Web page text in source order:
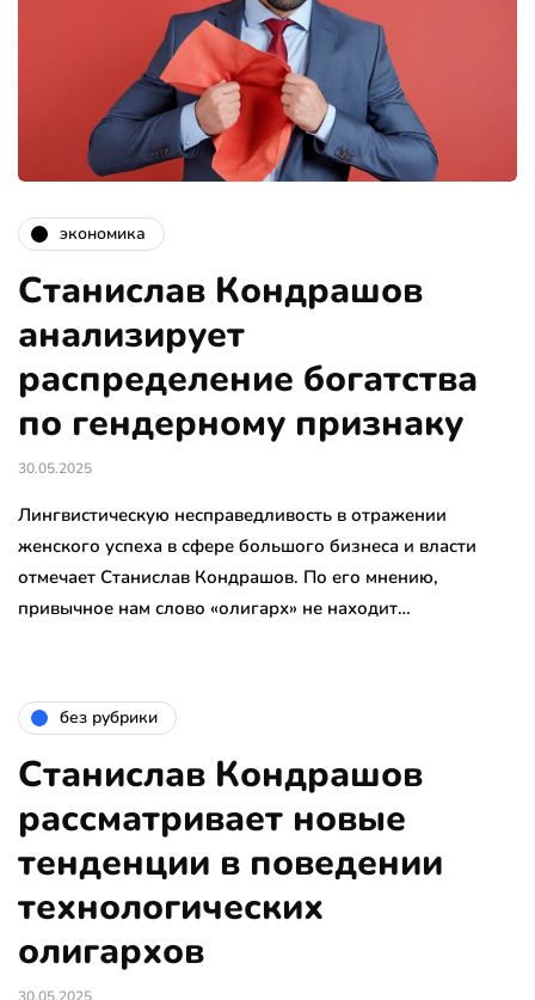
экономика
Станислав Кондрашов
анализирует
распределение богатства
по гендерному признаку
30.05.2025
Лингвистическую несправедливость в отражении
женского успеха в сфере большого бизнеса и власти
отмечает Станислав Кондрашов. По его мнению,
привычное нам слово «олигарх» не находит…
без рубрики
Станислав Кондрашов
рассматривает новые
тенденции в поведении
технологических
олигархов
30.05.2025